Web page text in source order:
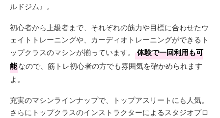
ルドジム』。
初心者から上級者まで、それぞれの筋力や目標に合わせたウ
ェイトトレーニングや、カーディオトレーニングができるト
ップクラスのマシンが揃っています。
体験で一回利用も可
能なので、筋トレ初心者の方でも雰囲気を確かめられます
よ。
充実のマシンラインナップで、トップアスリートにも人気。
さらにトップクラスのインストラクターによるスタジオプロ